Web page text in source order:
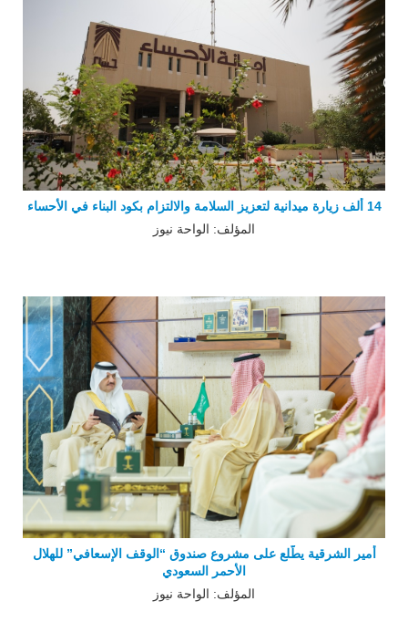
14 ألف زيارة ميدانية لتعزيز السلامة والالتزام بكود البناء في الأحساء
المؤلف: الواحة نيوز
أمير الشرقية يطّلع على مشروع صندوق “الوقف الإسعافي” للهلال
الأحمر السعودي
المؤلف: الواحة نيوز